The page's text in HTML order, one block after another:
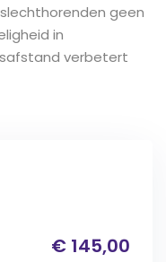
geen
in
verbetert
€ 145,00